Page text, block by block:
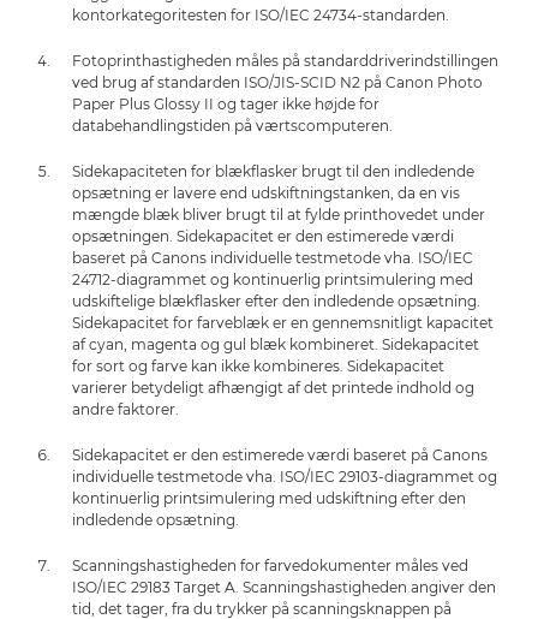
kontorkategoritesten for ISO/IEC 24734-standarden.
Fotoprinthastigheden måles på standarddriverindstillingen
ved brug af standarden ISO/JIS-SCID N2 på Canon Photo
Paper Plus Glossy II og tager ikke højde for
databehandlingstiden på værtscomputeren.
Sidekapaciteten for blækflasker brugt til den indledende
opsætning er lavere end udskiftningstanken, da en vis
mængde blæk bliver brugt til at fylde printhovedet under
opsætningen. Sidekapacitet er den estimerede værdi
baseret på Canons individuelle testmetode vha. ISO/IEC
24712-diagrammet og kontinuerlig printsimulering med
udskiftelige blækflasker efter den indledende opsætning.
Sidekapacitet for farveblæk er en gennemsnitligt kapacitet
af cyan, magenta og gul blæk kombineret. Sidekapacitet
for sort og farve kan ikke kombineres. Sidekapacitet
varierer betydeligt afhængigt af det printede indhold og
andre faktorer.
Sidekapacitet er den estimerede værdi baseret på Canons
individuelle testmetode vha. ISO/IEC 29103-diagrammet og
kontinuerlig printsimulering med udskiftning efter den
indledende opsætning.
Scanningshastigheden for farvedokumenter måles ved
ISO/IEC 29183 Target A. Scanningshastigheden angiver den
tid, det tager, fra du trykker på scanningsknappen på